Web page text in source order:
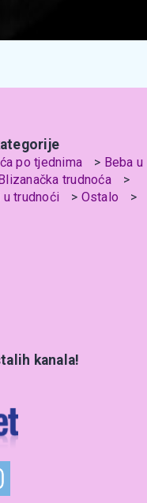
po tjednima
Beba u
trudnoća
trudnoći
Ostalo
kanala!